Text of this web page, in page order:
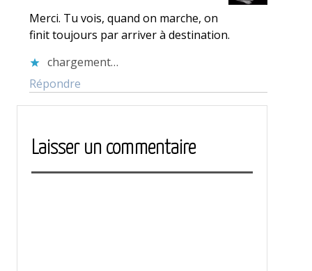
Merci. Tu vois, quand on marche, on
finit toujours par arriver à destination.
chargement…
Répondre
Laisser un commentaire